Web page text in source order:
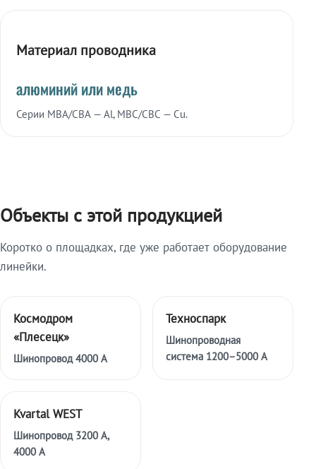
Материал проводника
алюминий или медь
Серии МВА/СВА — Al, МВС/СВС — Cu.
Объекты с этой продукцией
Коротко о площадках, где уже работает оборудование
линейки.
Космодром
«Плесецк»
Шинопровод 4000 А
Техноспарк
Шинопроводная
система 1200–5000 А
Kvartal WEST
Шинопровод 3200 А,
4000 А